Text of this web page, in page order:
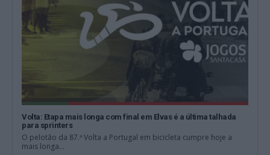
Volta: Etapa mais longa com final em Elvas é a última talhada
para sprinters
O pelotão da 87.ª Volta a Portugal em bicicleta cumpre hoje a
mais longa...